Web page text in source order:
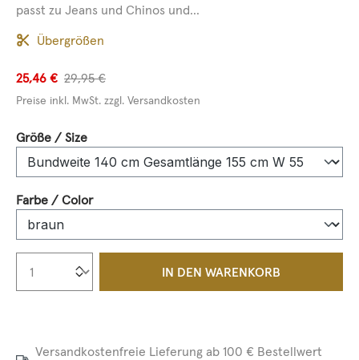
passt zu Jeans und Chinos und...
Übergrößen
25,46 € 29,95 €
Preise inkl. MwSt. zzgl. Versandkosten
Größe / Sizeauswählen
Farbe / Colorauswählen
Produkt Anzahl: Gib den
IN DEN WARENKORB
Versandkostenfreie Lieferung ab 100 € Bestellwert